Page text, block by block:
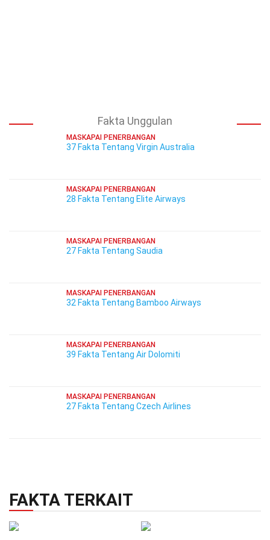
Fakta Unggulan
MASKAPAI PENERBANGAN
37 Fakta Tentang Virgin Australia
MASKAPAI PENERBANGAN
28 Fakta Tentang Elite Airways
MASKAPAI PENERBANGAN
27 Fakta Tentang Saudia
MASKAPAI PENERBANGAN
32 Fakta Tentang Bamboo Airways
MASKAPAI PENERBANGAN
39 Fakta Tentang Air Dolomiti
MASKAPAI PENERBANGAN
27 Fakta Tentang Czech Airlines
FAKTA TERKAIT